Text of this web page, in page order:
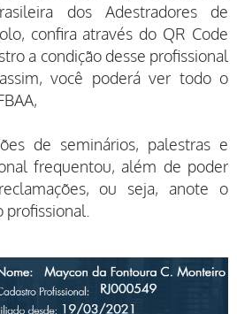
dos Adestradores de
confira através do QR Code
a condição desse profissional
você poderá ver todo o
de seminários, palestras e
frequentou, além de poder
ou seja, anote o